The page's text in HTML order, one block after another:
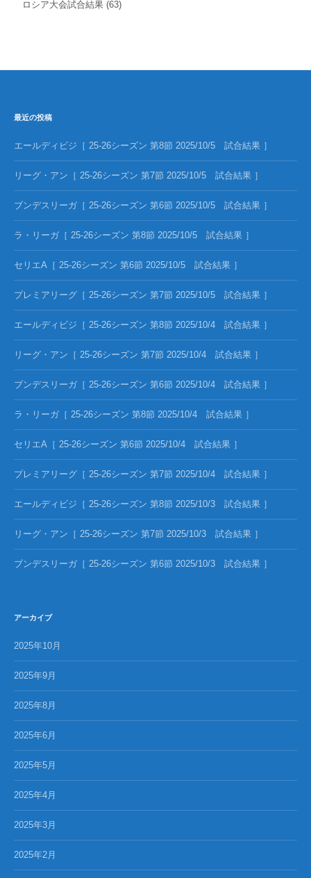
ロシア大会試合結果 (63)
最近の投稿
エールディビジ［ 25-26シーズン 第8節 2025/10/5 試合結果 ］
リーグ・アン［ 25-26シーズン 第7節 2025/10/5 試合結果 ］
ブンデスリーガ［ 25-26シーズン 第6節 2025/10/5 試合結果 ］
ラ・リーガ［ 25-26シーズン 第8節 2025/10/5 試合結果 ］
セリエA［ 25-26シーズン 第6節 2025/10/5 試合結果 ］
プレミアリーグ［ 25-26シーズン 第7節 2025/10/5 試合結果 ］
エールディビジ［ 25-26シーズン 第8節 2025/10/4 試合結果 ］
リーグ・アン［ 25-26シーズン 第7節 2025/10/4 試合結果 ］
ブンデスリーガ［ 25-26シーズン 第6節 2025/10/4 試合結果 ］
ラ・リーガ［ 25-26シーズン 第8節 2025/10/4 試合結果 ］
セリエA［ 25-26シーズン 第6節 2025/10/4 試合結果 ］
プレミアリーグ［ 25-26シーズン 第7節 2025/10/4 試合結果 ］
エールディビジ［ 25-26シーズン 第8節 2025/10/3 試合結果 ］
リーグ・アン［ 25-26シーズン 第7節 2025/10/3 試合結果 ］
ブンデスリーガ［ 25-26シーズン 第6節 2025/10/3 試合結果 ］
アーカイブ
2025年10月
2025年9月
2025年8月
2025年6月
2025年5月
2025年4月
2025年3月
2025年2月